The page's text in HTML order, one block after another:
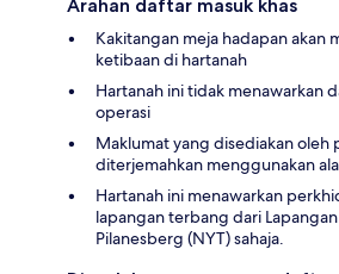
Arahan daftar masuk khas
Kakitangan meja hadapan akan
ketibaan di hartanah
Hartanah ini tidak menawarkan
operasi
Maklumat yang disediakan oleh
diterjemahkan menggunakan
Hartanah ini menawarkan
lapangan terbang dari
Pilanesberg (NYT) sahaja.